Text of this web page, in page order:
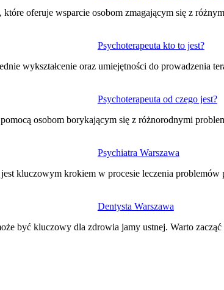
które oferuje wsparcie osobom zmagającym się z
Psychoterapeuta kto to jest?
wykształcenie oraz umiejętności do prowadzenia
Psychoterapeuta od czego jest?
osobom borykającym się z różnorodnymi
Psychiatra Warszawa
kluczowym krokiem w procesie leczenia
Dentysta Warszawa
być kluczowy dla zdrowia jamy ustnej. Warto